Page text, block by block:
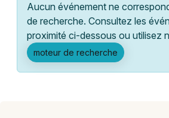
Activité & Expérience
Manifestations
Foires & salons
Lyon
Marseille
Mulhouse
Aucun événement ne
de recherche. Consultez les
proximité ci-dessous ou utilisez
moteur de recherche